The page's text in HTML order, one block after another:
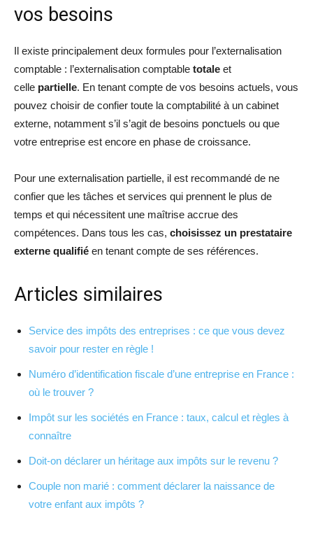
vos besoins
Il existe principalement deux formules pour l’externalisation
comptable : l’externalisation comptable totale et
celle partielle. En tenant compte de vos besoins actuels, vous
pouvez choisir de confier toute la comptabilité à un cabinet
externe, notamment s’il s’agit de besoins ponctuels ou que
votre entreprise est encore en phase de croissance.
Pour une externalisation partielle, il est recommandé de ne
confier que les tâches et services qui prennent le plus de
temps et qui nécessitent une maîtrise accrue des
compétences. Dans tous les cas, choisissez un prestataire
externe qualifié en tenant compte de ses références.
Articles similaires
Service des impôts des entreprises : ce que vous devez
savoir pour rester en règle !
Numéro d’identification fiscale d’une entreprise en France :
où le trouver ?
Impôt sur les sociétés en France : taux, calcul et règles à
connaître
Doit-on déclarer un héritage aux impôts sur le revenu ?
Couple non marié : comment déclarer la naissance de
votre enfant aux impôts ?